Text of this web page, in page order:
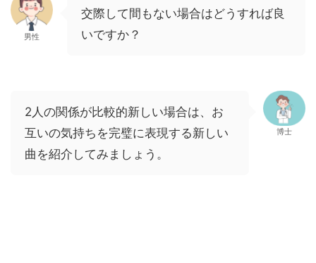
男性
交際して間もない場合はどうすれば良
いですか？
2人の関係が比較的新しい場合は、お
互いの気持ちを完璧に表現する新しい
曲を紹介してみましょう。
博士